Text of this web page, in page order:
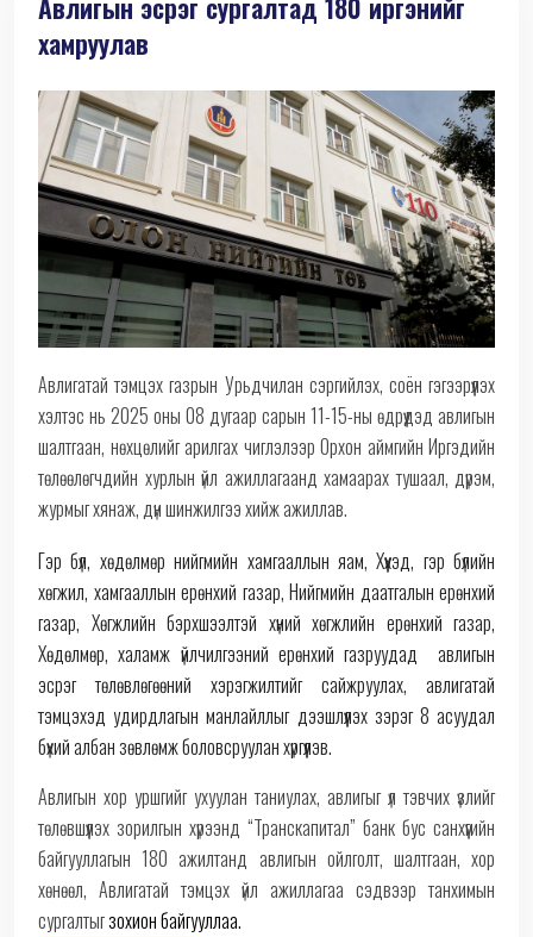
хамруулав
Авлигатай тэмцэх газрын Урьдчилан сэргийлэх, соён гэгээрүүлэх
хэлтэс нь 2025 оны 08 дугаар сарын 11-15-ны өдрүүдэд авлигын
шалтгаан, нөхцөлийг арилгах чиглэлээр Орхон аймгийн Иргэдийн
төлөөлөгчдийн хурлын үйл ажиллагаанд хамаарах тушаал, дүрэм,
журмыг хянаж, дүн шинжилгээ хийж ажиллав.
Гэр бүл, хөдөлмөр нийгмийн хамгааллын яам, Хүүхэд, гэр бүлийн
хөгжил, хамгааллын ерөнхий газар, Нийгмийн даатгалын ерөнхий
газар, Хөгжлийн бэрхшээлтэй хүний хөгжлийн ерөнхий газар,
Хөдөлмөр, халамж үйлчилгээний ерөнхий газруудад авлигын
эсрэг төлөвлөгөөний хэрэгжилтийг сайжруулах, авлигатай
тэмцэхэд удирдлагын манлайллыг дээшлүүлэх зэрэг 8 асуудал
бүхий албан зөвлөмж боловсруулан хүргүүлэв.
Авлигын хор уршгийг ухуулан таниулах, авлигыг үл тэвчих үзлийг
төлөвшүүлэх зорилгын хүрээнд “Транскапитал” банк бус санхүүгийн
байгууллагын 180 ажилтанд авлигын ойлголт, шалтгаан, хор
хөнөөл, Авлигатай тэмцэх үйл ажиллагаа сэдвээр танхимын
сургалтыгзохион байгууллаа.